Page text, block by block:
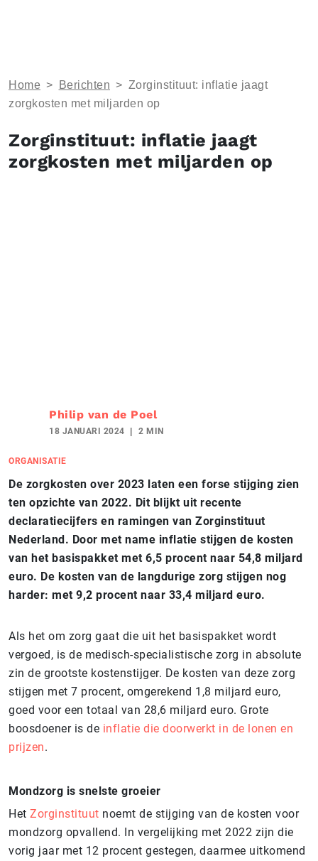
Home > Berichten > Zorginstituut: inflatie jaagt
zorgkosten met miljarden op
Zorginstituut: inflatie jaagt
zorgkosten met miljarden op
Philip van de Poel
18 JANUARI 2024 2 MIN
ORGANISATIE
De zorgkosten over 2023 laten een forse stijging zien
ten opzichte van 2022. Dit blijkt uit recente
declaratiecijfers en ramingen van Zorginstituut
Nederland. Door met name inflatie stijgen de kosten
van het basispakket met 6,5 procent naar 54,8 miljard
euro. De kosten van de langdurige zorg stijgen nog
harder: met 9,2 procent naar 33,4 miljard euro.
Als het om zorg gaat die uit het basispakket wordt
vergoed, is de medisch-specialistische zorg in absolute
zin de grootste kostenstijger. De kosten van deze zorg
stijgen met 7 procent, omgerekend 1,8 miljard euro,
goed voor een totaal van 28,6 miljard euro. Grote
boosdoener is de inflatie die doorwerkt in de lonen en
prijzen.
Mondzorg is snelste groeier
Het Zorginstituut noemt de stijging van de kosten voor
mondzorg opvallend. In vergelijking met 2022 zijn die
vorig jaar met 12 procent gestegen, daarmee uitkomend